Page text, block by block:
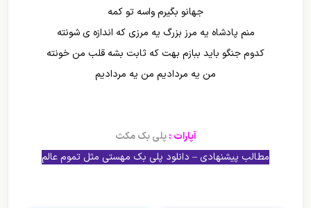
جهانو بگیرم واسه تو کمه
منم پادشاه یه مرز بزرگ یه مرزی که اندازه ی شونته
کدوم جنگو باید ببازم بهت که ثابت بشه قلب من خونته
من یه مردادیم من یه مردادیم
آپارات :پلی بک مکث
مطالب پیشنهادی – دانلود پلی بک مهستی مثل تموم عالم